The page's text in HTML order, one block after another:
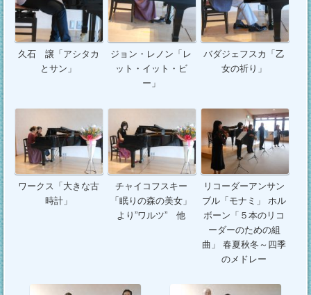
久石 譲「アシタカ
とサン」
ジョン・レノン「レ
ット・イット・ビ
ー」
バダジェフスカ「乙
女の祈り」
ワークス「大きな古
時計」
チャイコフスキー
「眠りの森の美女」
より”ワルツ” 他
リコーダーアンサン
ブル「モナミ」 ホル
ボーン「５本のリコ
ーダーのための組
曲」 春夏秋冬～四季
のメドレー